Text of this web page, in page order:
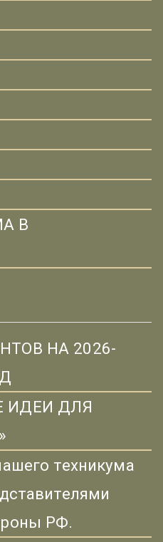
В
НА 2026-
ИДЕИ ДЛЯ
техникума
РФ.